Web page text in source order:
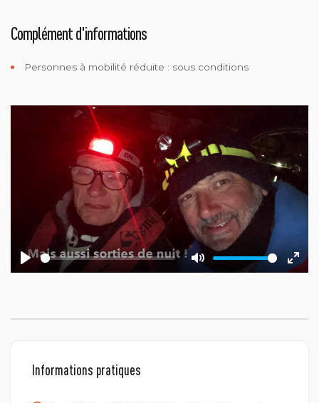
Complément d'informations
Personnes à mobilité réduite : sous conditions
Play Mute
Enter
Informations pratiques